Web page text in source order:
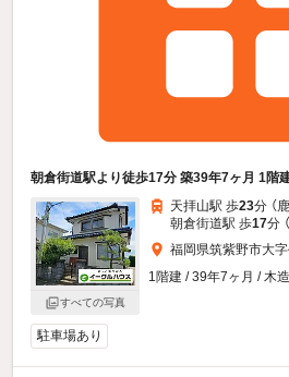
朝倉街道駅より徒歩17分 築39年7ヶ月 1階
すべての写真
天拝山駅 歩23分 （
朝倉街道駅 歩17分
福岡県筑紫野市大
1階建 / 39年7ヶ月 / 木造
駐車場あり